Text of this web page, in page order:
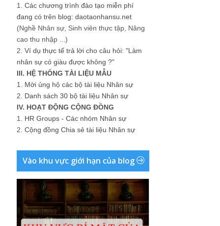
1. Các chương trình đào tạo miễn phí
đang có trên blog: daotaonhansu.net
(Nghề Nhân sự, Sinh viên thực tập, Nâng
cao thu nhập ...)
2. Ví dụ thực tế trả lời cho câu hỏi: "Làm
nhân sự có giàu được không ?"
III. HỆ THỐNG TÀI LIỆU MẪU
1. Mời ủng hộ các bộ tài liệu Nhân sự
2. Danh sách 30 bộ tài liệu Nhân sự
IV. HOẠT ĐỘNG CỘNG ĐỒNG
1. HR Groups - Các nhóm Nhân sự
2. Cộng đồng Chia sẻ tài liệu Nhân sự
Vào khu vực giới hạn của blog